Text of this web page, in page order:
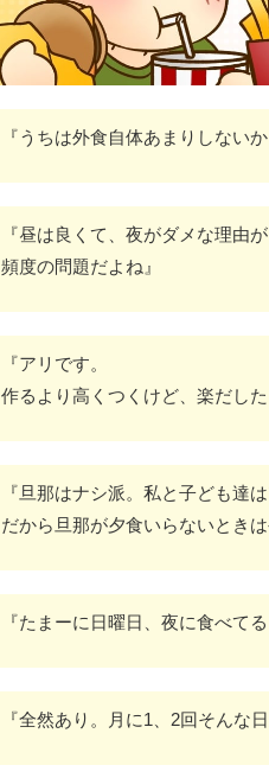
『うちは外食自体あまりしない
『昼は良くて、夜がダメな理由
頻度の問題だよね』
『アリです。
作るより高くつくけど、楽だした
『旦那はナシ派。私と子ども達は
だから旦那が夕食いらないときは
『たまーに日曜日、夜に食べて
『全然あり。月に1、2回そんな日